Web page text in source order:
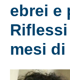
ebrei e
mesi di